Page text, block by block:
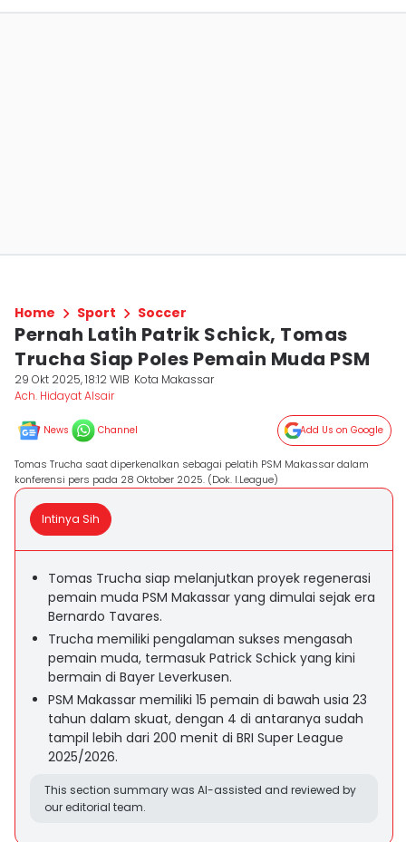
Home Sport Soccer
Pernah Latih Patrik Schick, Tomas
Trucha Siap Poles Pemain Muda PSM
29 Okt 2025, 18:12 WIB Kota Makassar
Ach. Hidayat Alsair
News Channel Add Us on Google
Tomas Trucha saat diperkenalkan sebagai pelatih PSM Makassar dalam
konferensi pers pada 28 Oktober 2025. (Dok. I.League)
Intinya Sih
Tomas Trucha siap melanjutkan proyek regenerasi
pemain muda PSM Makassar yang dimulai sejak era
Bernardo Tavares.
Trucha memiliki pengalaman sukses mengasah
pemain muda, termasuk Patrick Schick yang kini
bermain di Bayer Leverkusen.
PSM Makassar memiliki 15 pemain di bawah usia 23
tahun dalam skuat, dengan 4 di antaranya sudah
tampil lebih dari 200 menit di BRI Super League
2025/2026.
This section summary was AI-assisted and reviewed by
our editorial team.